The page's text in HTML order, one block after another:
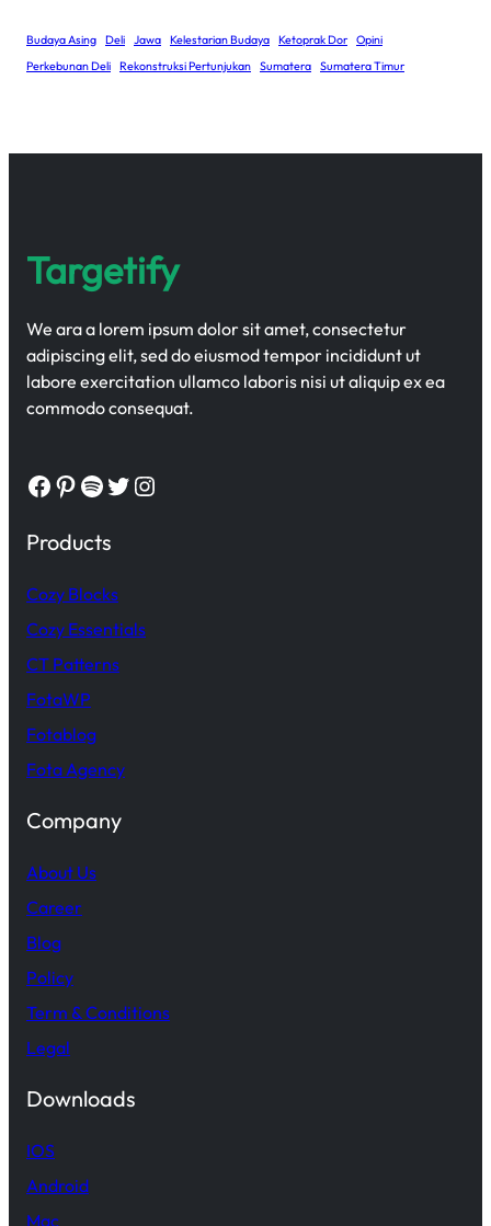
Budaya Asing Deli Jawa Kelestarian Budaya Ketoprak Dor Opini
Perkebunan Deli Rekonstruksi Pertunjukan Sumatera Sumatera Timur
Targetify
We ara a lorem ipsum dolor sit amet, consectetur
adipiscing elit, sed do eiusmod tempor incididunt ut
labore exercitation ullamco laboris nisi ut aliquip ex ea
commodo consequat.
Facebook Pinterest Spotify Twitter Instagram
Products
Cozy Blocks
Cozy Essentials
CT Patterns
FotaWP
Fotablog
Fota Agency
Company
About Us
Career
Blog
Policy
Term & Conditions
Legal
Downloads
IOS
Android
Mac